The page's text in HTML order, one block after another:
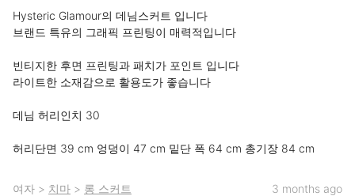
Hysteric Glamour의 데님스커트 입니다
브랜드 특유의 그래픽 프린팅이 매력적입니다
빈티지한 후면 프린팅과 패치가 포인트 입니다
라이트한 소재감으로 활용도가 좋습니다
데님 허리인치 30
허리단면 39 cm 엉덩이 47 cm 밑단 폭 64 cm 총기장 84 cm
여자 > 치마 > 롱 스커트 3 months ago